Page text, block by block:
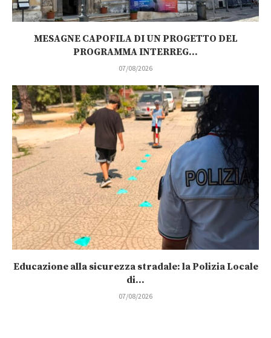
MESAGNE CAPOFILA DI UN PROGETTO DEL
PROGRAMMA INTERREG...
07/08/2026
Educazione alla sicurezza stradale: la Polizia Locale
di...
07/08/2026